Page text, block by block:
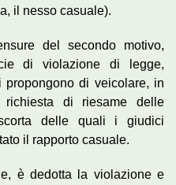
il nesso casuale).
del secondo motivo,
di violazione di legge,
propongono di veicolare, in
di riesame delle
delle quali i giudici
il rapporto casuale.
è dedotta la violazione e